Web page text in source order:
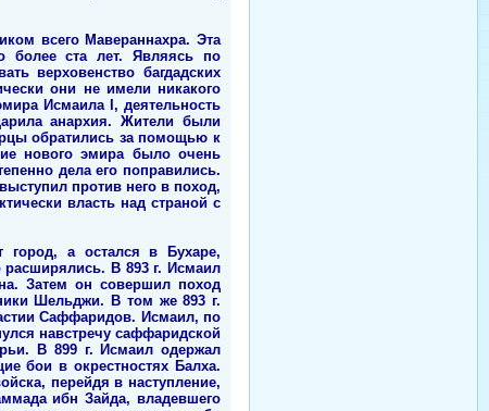
всего Мавераннахра. Эта
более ста лет. Являясь по
верховенство багдадских
они не имели никакого
Исмаила I, деятельность
анархия. Жители были
обратились за помощью к
нового эмира было очень
дела его поправились.
против него в поход,
власть над страной с
город, а остался в Бухаре,
расширялись. В 893 г. Исмаил
Затем он совершил поход
Шельджи. В том же 893 г.
Саффаридов. Исмаил, по
навстречу саффаридской
В 899 г. Исмаил одержал
бои в окрестностях Балха.
перейдя в наступление,
ибн Зайда, владевшего